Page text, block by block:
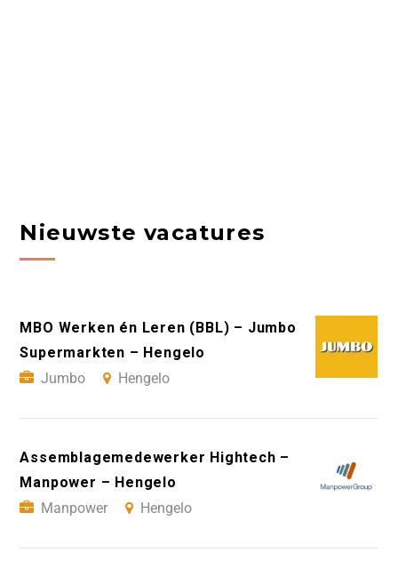
Nieuwste vacatures
MBO Werken én Leren (BBL) – Jumbo
Supermarkten – Hengelo
Jumbo
Hengelo
Assemblagemedewerker Hightech –
Manpower – Hengelo
Manpower
Hengelo